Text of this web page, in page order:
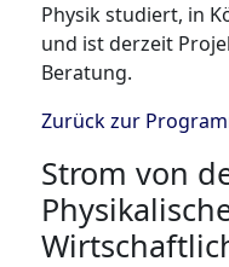
Physik studiert, in
und ist derzeit
Beratung.
Zurück zur
Strom von